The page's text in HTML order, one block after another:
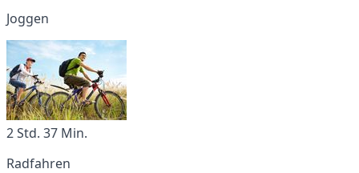
Joggen
2 Std. 37 Min.
Radfahren